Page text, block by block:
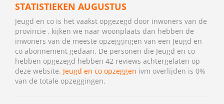
STATISTIEKEN AUGUSTUS
Jeugd en co is het vaakst opgezegd door inwoners van de
provincie , kijken we naar woonplaats dan hebben de
inwoners van de meeste opzeggingen van een Jeugd en
co abonnement gedaan. De personen die Jeugd en co
hebben opgezegd hebben 42 reviews achtergelaten op
deze website. Jeugd en co opzeggen ivm overlijden is 0%
van de totale opzeggingen.